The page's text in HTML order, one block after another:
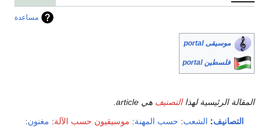
مساعدة
موسيقى portal
فلسطين portal
المقالة الرئيسية لهذاالتصنيف هي article.
التصانيف: الشعب: حسب المهنة: موسيقيون حسب الآلة: مغنون: